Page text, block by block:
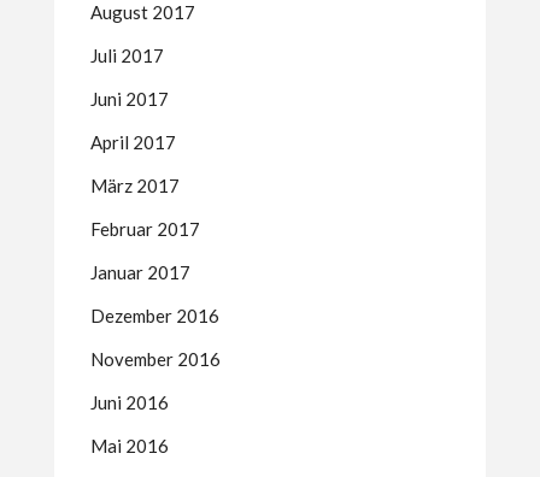
August 2017
Juli 2017
Juni 2017
April 2017
März 2017
Februar 2017
Januar 2017
Dezember 2016
November 2016
Juni 2016
Mai 2016